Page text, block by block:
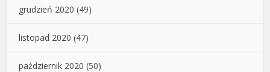
grudzień 2020 (49)
listopad 2020 (47)
październik 2020 (50)